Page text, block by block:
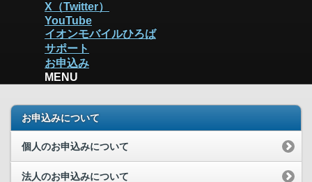
X（Twitter）
YouTube
イオンモバイルひろば
サポート
お申込み
MENU
お申込みについて
個人のお申込みについて
法人のお申込みについて